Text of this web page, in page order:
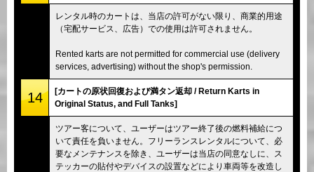
レンタル時のカートは、当店の許可がない限り、商業的用途
（宅配サービス、広告）での使用は許可されません。
Rented karts are not permitted for commercial use (delivery
services, advertising) without the shop's permission.
14
[カートの原状回復および満タン返却 / Return Karts in
Original Status, and Full Tanks]
ツアー客について、ユーザーはツアー終了後の燃料補給につ
いて責任を負いません。フリーランスレンタルについて、必
要なメンテナンスを除き、ユーザーは当店の同意なしに、ス
テッカーの貼付やデバイスの設置などにより車両等を改造し